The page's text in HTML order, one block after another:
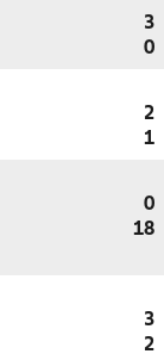
3
0
2
1
0
18
3
2